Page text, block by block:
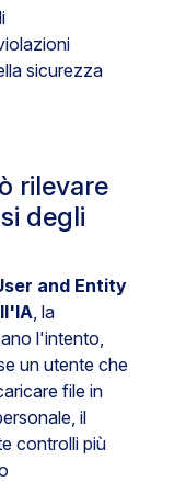
sicurezza
rilevare
degli
and Entity
, la
l'intento,
un utente che
file in
il
controlli più